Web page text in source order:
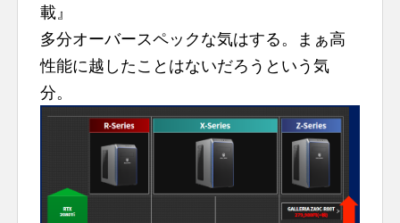
載』
多分オーバースペックな気はする。まぁ高
性能に越したことはないだろうという気
分。